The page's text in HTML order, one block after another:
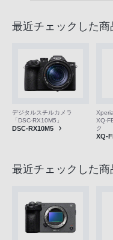
最近チェックした商
デジタルスチルカメラ
「DSC-RX10M5」
DSC-RX10M5
XQ-
ク
XQ-
最近チェックした商